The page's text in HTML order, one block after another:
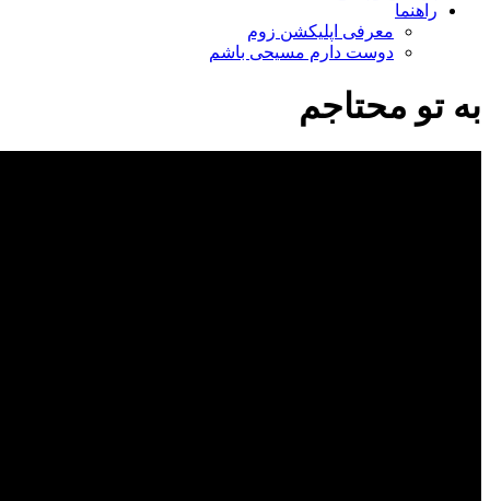
راهنما
معرفی اپلیکشن زوم
دوست دارم مسیحی باشم
به تو محتاجم